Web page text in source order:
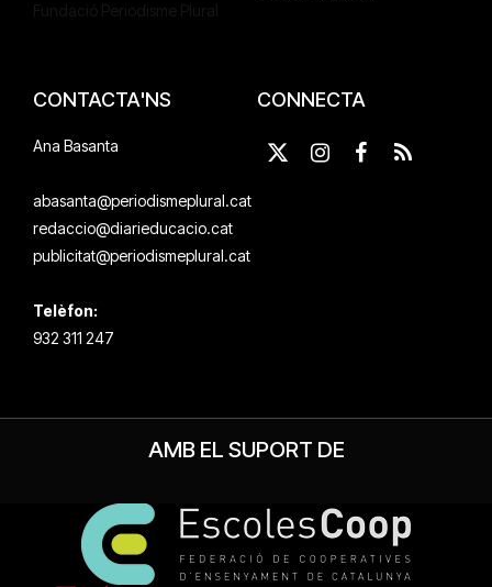
CONTACTA'NS
Ana Basanta
abasanta@periodismeplural.cat
redaccio@diarieducacio.cat
publicitat@periodismeplural.cat
Telèfon:
932 311 247
CONNECTA
X
InstagramFacebook
RSS
AMB EL SUPORT DE